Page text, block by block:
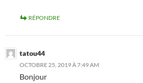
RÉPONDRE
tatou44
OCTOBRE 25, 2019 À 7:49 AM
Bonjour